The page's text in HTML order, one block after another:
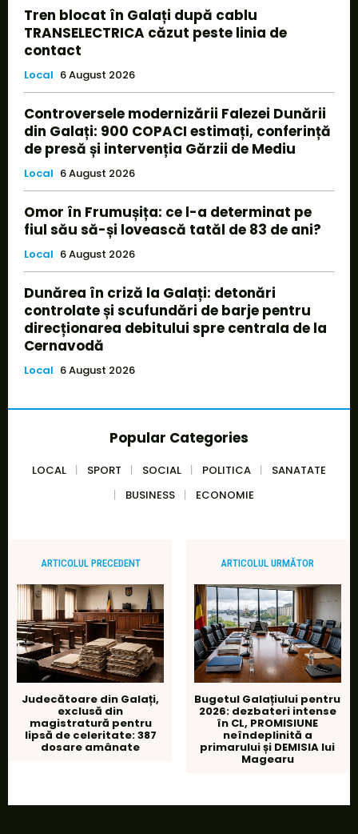
Tren blocat în Galați după cablu
TRANSELECTRICA căzut peste linia de
contact
Local 6 August 2026
Controversele modernizării Falezei Dunării
din Galați: 900 COPACI estimați, conferință
de presă și intervenția Gărzii de Mediu
Local 6 August 2026
Omor în Frumușița: ce l-a determinat pe
fiul său să-și lovească tatăl de 83 de ani?
Local 6 August 2026
Dunărea în criză la Galați: detonări
controlate și scufundări de barje pentru
direcționarea debitului spre centrala de la
Cernavodă
Local 6 August 2026
Popular Categories
LOCAL SPORT SOCIAL POLITICA
SANATATE
BUSINESS
ECONOMIE
ARTICOLUL PRECEDENT
Judecătoare din Galați,
exclusă din
magistratură pentru
lipsă de celeritate: 387
dosare amânate
ARTICOLUL URMĂTOR
Bugetul Galațiului pentru
2026: dezbateri intense
în CL, PROMISIUNE
neîndeplinită a
primarului și DEMISIA lui
Magearu